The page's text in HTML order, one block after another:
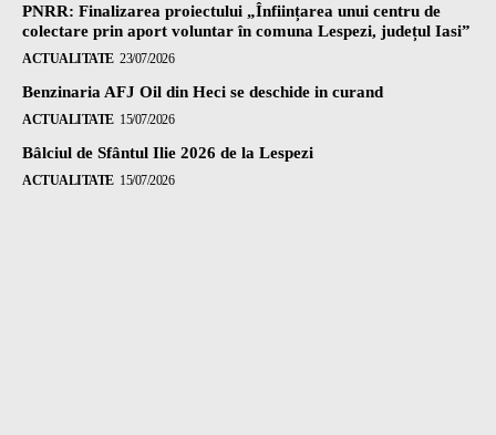
PNRR: Finalizarea proiectului „Înființarea unui centru de
colectare prin aport voluntar în comuna Lespezi, județul Iasi”
ACTUALITATE 23/07/2026
Benzinaria AFJ Oil din Heci se deschide in curand
ACTUALITATE 15/07/2026
Bâlciul de Sfântul Ilie 2026 de la Lespezi
ACTUALITATE 15/07/2026